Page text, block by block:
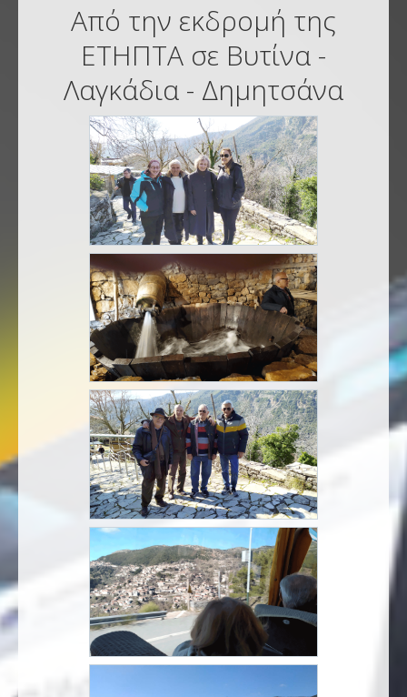
Από την εκδρομή της
ΕΤΗΠΤΑ σε Βυτίνα -
Λαγκάδια - Δημητσάνα